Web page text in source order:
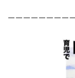
ーーーーーーーー